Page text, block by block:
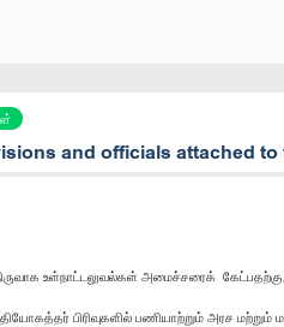
and officials attached to
உள்நாட்டலுவல்கள் அமைச்சரைக்
பிரிவுகளில் பணியாற்றும் அரச